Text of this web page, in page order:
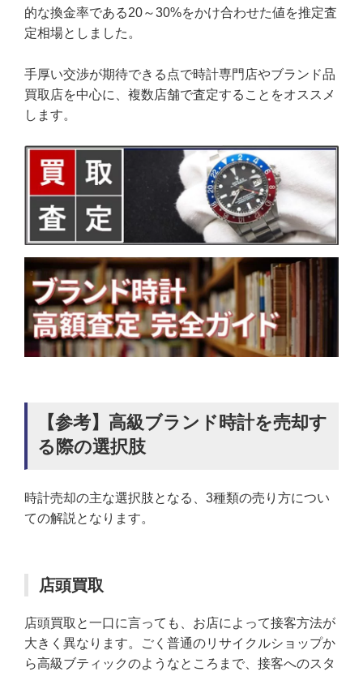
的な換金率である20～30%をかけ合わせた値を推定査
定相場としました。
手厚い交渉が期待できる点で時計専門店やブランド品
買取店を中心に、複数店舗で査定することをオススメ
します。
【参考】高級ブランド時計を売却す
る際の選択肢
時計売却の主な選択肢となる、3種類の売り方につい
ての解説となります。
店頭買取
店頭買取と一口に言っても、お店によって接客方法が
大きく異なります。ごく普通のリサイクルショップか
ら高級ブティックのようなところまで、接客へのスタ